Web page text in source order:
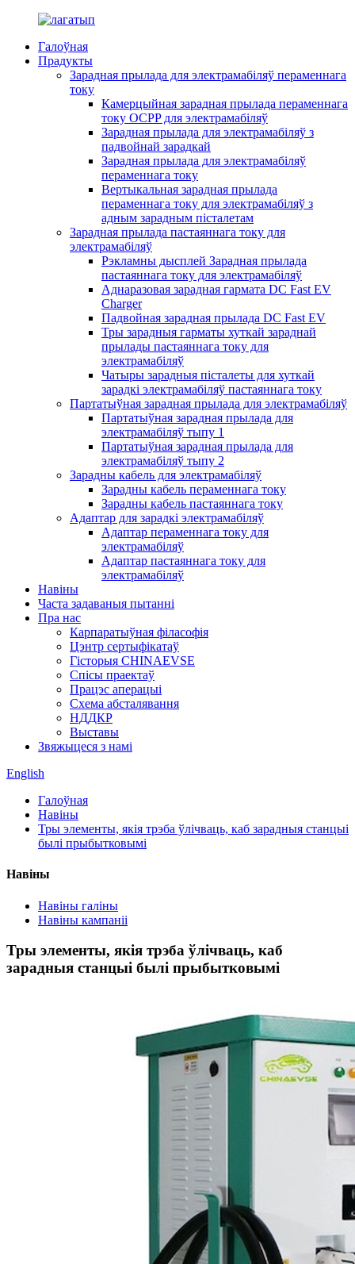
Галоўная
Прадукты
Зарадная прылада для электрамабіляў пераменнага
току
Камерцыйная зарадная прылада пераменнага
току OCPP для электрамабіляў
Зарадная прылада для электрамабіляў з
падвойнай зарадкай
Зарадная прылада для электрамабіляў
пераменнага току
Вертыкальная зарадная прылада
пераменнага току для электрамабіляў з
адным зарадным пісталетам
Зарадная прылада пастаяннага току для
электрамабіляў
Рэкламны дысплей Зарадная прылада
пастаяннага току для электрамабіляў
Аднаразовая зарадная гармата DC Fast EV
Charger
Падвойная зарадная прылада DC Fast EV
Тры зарадныя гарматы хуткай зараднай
прылады пастаяннага току для
электрамабіляў
Чатыры зарадныя пісталеты для хуткай
зарадкі электрамабіляў пастаяннага току
Партатыўная зарадная прылада для электрамабіляў
Партатыўная зарадная прылада для
электрамабіляў тыпу 1
Партатыўная зарадная прылада для
электрамабіляў тыпу 2
Зарадны кабель для электрамабіляў
Зарадны кабель пераменнага току
Зарадны кабель пастаяннага току
Адаптар для зарадкі электрамабіляў
Адаптар пераменнага току для
электрамабіляў
Адаптар пастаяннага току для
электрамабіляў
Навіны
Часта задаваныя пытанні
Пра нас
Карпаратыўная філасофія
Цэнтр сертыфікатаў
Гісторыя CHINAEVSE
Спісы праектаў
Працэс аперацыі
Схема абсталявання
НДДКР
Выставы
Звяжыцеся з намі
English
Галоўная
Навіны
Тры элементы, якія трэба ўлічваць, каб зарадныя станцыі
былі прыбытковымі
Навіны
Навіны галіны
Навіны кампаніі
Тры элементы, якія трэба ўлічваць, каб
зарадныя станцыі былі прыбытковымі